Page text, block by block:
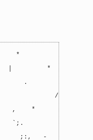
*
|         *
.            *
/
,    *          .
`;.
;:,   -    *     -